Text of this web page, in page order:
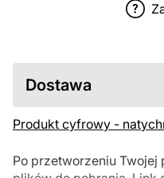
Dostawa
Produkt cyfrowy -
Po przetworzeniu Twojej